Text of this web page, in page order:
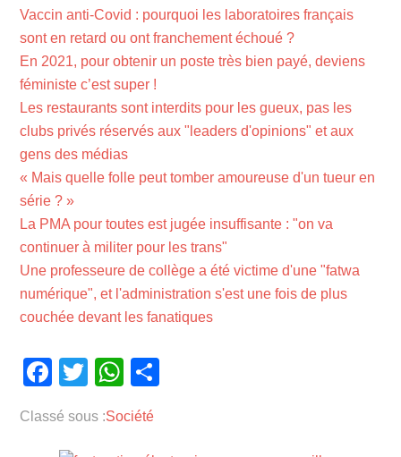
Vaccin anti-Covid : pourquoi les laboratoires français
sont en retard ou ont franchement échoué ?
En 2021, pour obtenir un poste très bien payé, deviens
féministe c’est super !
Les restaurants sont interdits pour les gueux, pas les
clubs privés réservés aux "leaders d'opinions" et aux
gens des médias
« Mais quelle folle peut tomber amoureuse d'un tueur en
série ? »
La PMA pour toutes est jugée insuffisante : "on va
continuer à militer pour les trans"
Une professeure de collège a été victime d'une "fatwa
numérique", et l'administration s'est une fois de plus
couchée devant les fanatiques
Facebook
TwitterWhatsApp
Classé sous :Société